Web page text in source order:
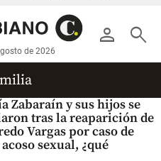
person search
de 2026
Zabaraín y sus hijos se
tras la reaparición de
Vargas por caso de
sexual, ¿qué